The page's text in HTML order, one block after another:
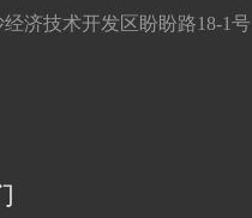
济技术开发区盼盼路18-1号